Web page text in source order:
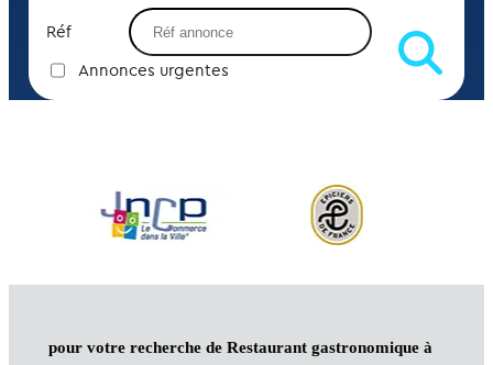
Réf
Annonces urgentes
pour votre recherche de Restaurant gastronomique à